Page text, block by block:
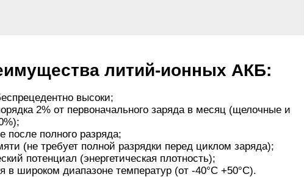
литий-ионных АКБ:
высоки;
2% от первоначального заряда в месяц (щелочные и
после полного разряда;
(не требует полной разрядки перед циклом заряда);
потенциал (энергетическая плотность);
в широком диапазоне температур (от -40°C +50°C).